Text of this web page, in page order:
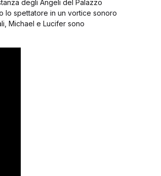
degli Angeli del Palazzo
lo spettatore in un vortice sonoro
Michael e Lucifer sono